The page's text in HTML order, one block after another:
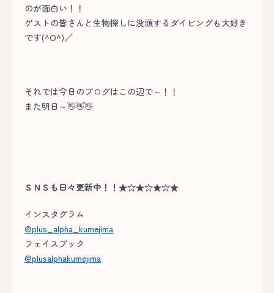
のが面白い！！
ゲストの皆さんと生物探しに没頭するダイビングも大好き
です(^O^)／
それでは今日のブログはこの辺で～！！
また明日～👋👋👋
ＳＮＳも日々更新中！！★☆★☆★☆★
インスタグラム
@plus_alpha_kumejima
フェイスブック
@plusalphakumejima